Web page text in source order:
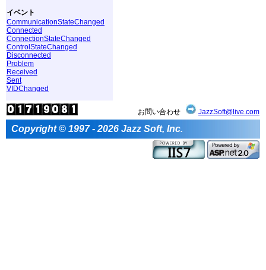
イベント
CommunicationStateChanged
Connected
ConnectionStateChanged
ControlStateChanged
Disconnected
Problem
Received
Sent
VIDChanged
お問い合わせ JazzSoft@live.com
Copyright © 1997 - 2026 Jazz Soft, Inc.